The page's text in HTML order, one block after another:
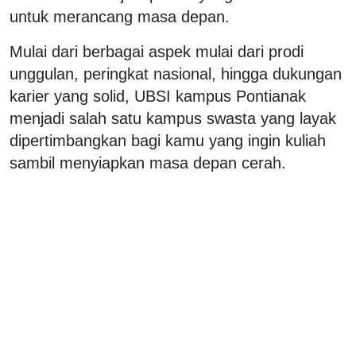
untuk merancang masa depan.
Mulai dari berbagai aspek mulai dari prodi
unggulan, peringkat nasional, hingga dukungan
karier yang solid, UBSI kampus Pontianak
menjadi salah satu kampus swasta yang layak
dipertimbangkan bagi kamu yang ingin kuliah
sambil menyiapkan masa depan cerah.